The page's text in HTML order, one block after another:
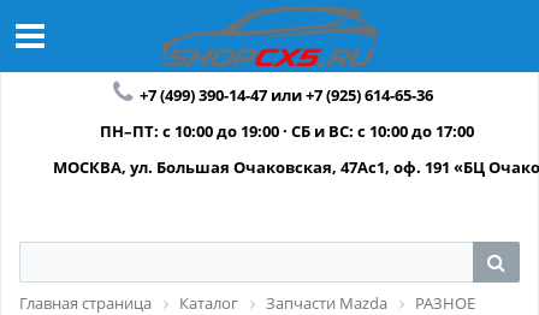
+7 (499) 390-14-47 или +7 (925) 614-65-36
ПН–ПТ: с 10:00 до 19:00 · СБ и ВС: с 10:00 до 17:00
МОСКВА, ул. Большая Очаковская, 47Ас1, оф. 191 «БЦ
Главная страница Каталог Запчасти Mazda
РАЗНОЕ